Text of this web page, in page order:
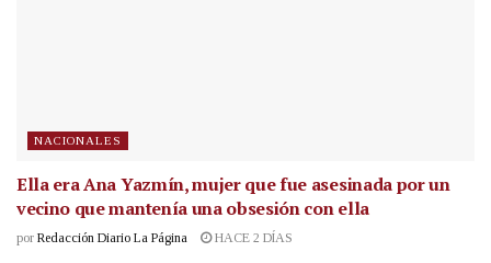
NACIONALES
Ella era Ana Yazmín, mujer que fue asesinada por un
vecino que mantenía una obsesión con ella
por Redacción Diario La Página HACE 2 DÍAS